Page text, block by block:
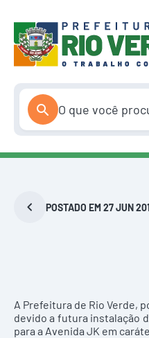
para
conteúdo
POSTADO EM 27 JUN
A Prefeitura de Rio Verde,
devido a futura instalação
para a Avenida JK em